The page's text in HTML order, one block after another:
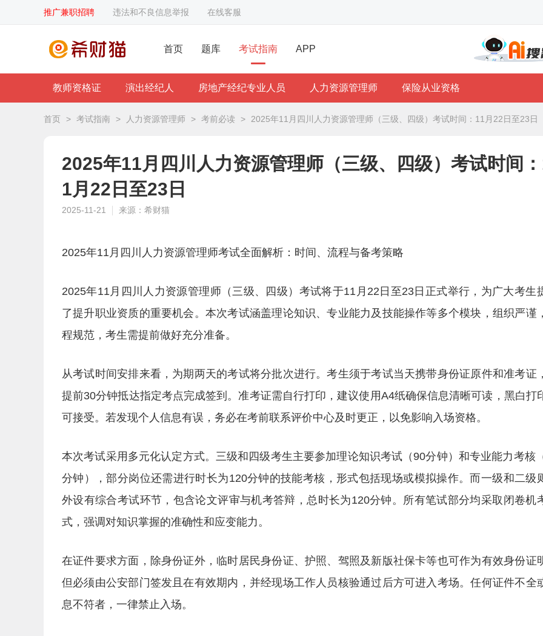
推广兼职招聘 违法和不良信息举报 在线客服
首页 题库 考试指南 APP
教师资格证 演出经纪人 房地产经纪专业人员 人力资源管理师 保险从业资格
首页 > 考试指南 > 人力资源管理师 > 考前必读 > 2025年11月四川人力资源管理师（三级、四级）考试时间：11月22日至23日
2025年11月四川人力资源管理师（三级、四级）考试时间
1月22日至23日
2025-11-21 来源：希财猫
2025年11月四川人力资源管理师考试全面解析：时间、流程与备考策略
2025年11月四川人力资源管理师（三级、四级）考试将于11月22日至23日正式举行，为广大考生
了提升职业资质的重要机会。本次考试涵盖理论知识、专业能力及技能操作等多个模块，组织严谨
程规范，考生需提前做好充分准备。
从考试时间安排来看，为期两天的考试将分批次进行。考生须于考试当天携带身份证原件和准考证
提前30分钟抵达指定考点完成签到。准考证需自行打印，建议使用A4纸确保信息清晰可读，黑白打
可接受。若发现个人信息有误，务必在考前联系评价中心及时更正，以免影响入场资格。
本次考试采用多元化认定方式。三级和四级考生主要参加理论知识考试（90分钟）和专业能力考核
分钟），部分岗位还需进行时长为120分钟的技能考核，形式包括现场或模拟操作。而一级和二级
外设有综合考试环节，包含论文评审与机考答辩，总时长为120分钟。所有笔试部分均采取闭卷机
式，强调对知识掌握的准确性和应变能力。
在证件要求方面，除身份证外，临时居民身份证、护照、驾照及新版社保卡等也可作为有效身份证
但必须由公安部门签发且在有效期内，并经现场工作人员核验通过后方可进入考场。任何证件不全
息不符者，一律禁止入场。